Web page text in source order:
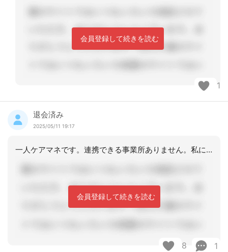
会員登録して続きを読む
1
退会済み
2025/05/11 19:17
一人ケアマネです。連携できる事業所ありません。私に何かあったら終わりますね。＜と
会員登録して続きを読む
8 1